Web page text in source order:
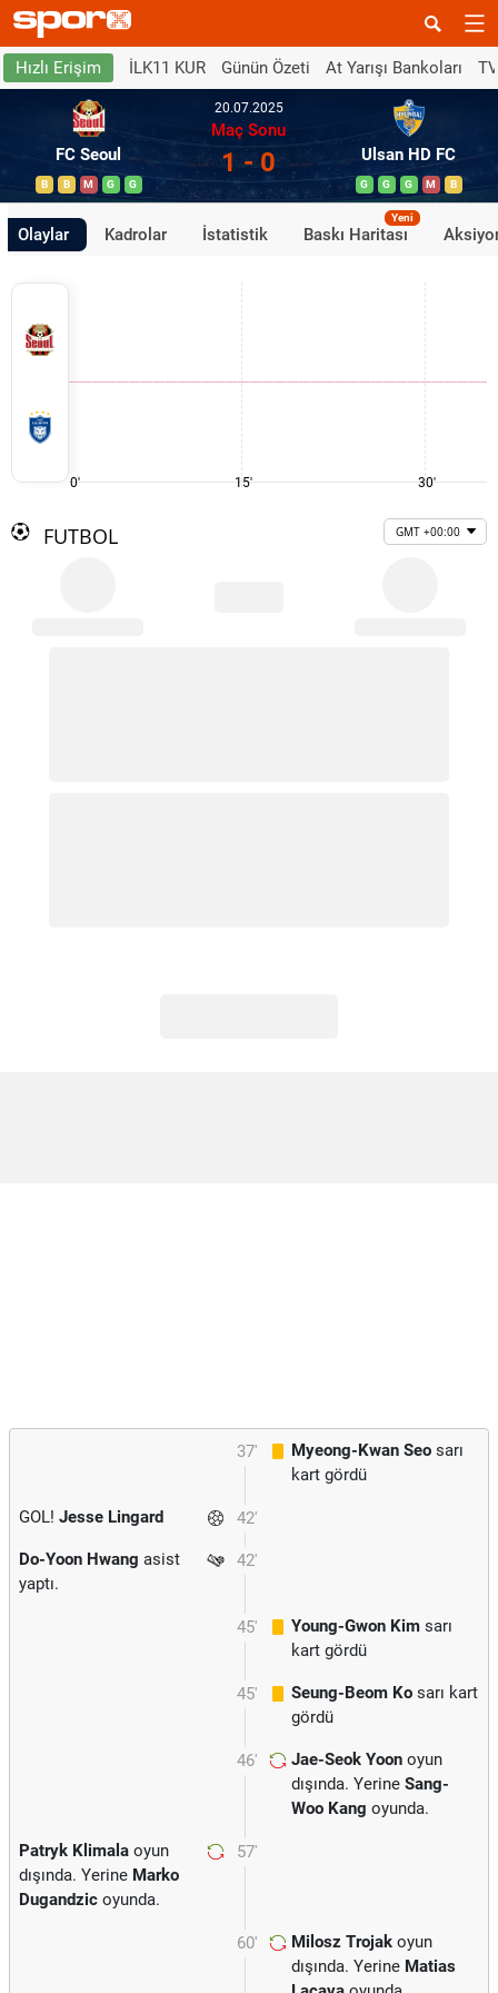
Hızlı Erişim İLK11 KUR Günün Özeti At Yarışı Bankoları
FC Seoul
B B M G G
20.07.2025
Maç Sonu
1 - 0 Ulsan HD FC
G G G M B
Olaylar Kadrolar İstatistik Baskı Haritası
Yeni
0' 15' 30'
FUTBOL GMT +00:00
37' Myeong-Kwan Seo sarı
kart gördü
42'
GOL! Jesse Lingard
42'
Do-Yoon Hwang asist
yaptı.
45' Young-Gwon Kim sarı
kart gördü
45' Seung-Beom Ko sarı kart
gördü
46' Jae-Seok Yoon oyun
dışında. Yerine Sang-
Woo Kang oyunda.
57'
Patryk Klimala oyun
dışında. Yerine Marko
Dugandzic oyunda.
60' Milosz Trojak oyun
dışında. Yerine Matias